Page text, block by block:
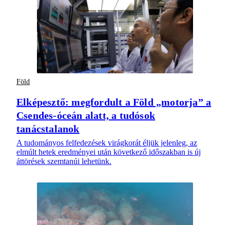
Föld
Elképesztő: megfordult a Föld „motorja” a
Csendes-óceán alatt, a tudósok
tanácstalanok
A tudományos felfedezések virágkorát éljük jelenleg, az
elmúlt hetek eredményei után következő időszakban is új
áttörések szemtanúi lehetünk.